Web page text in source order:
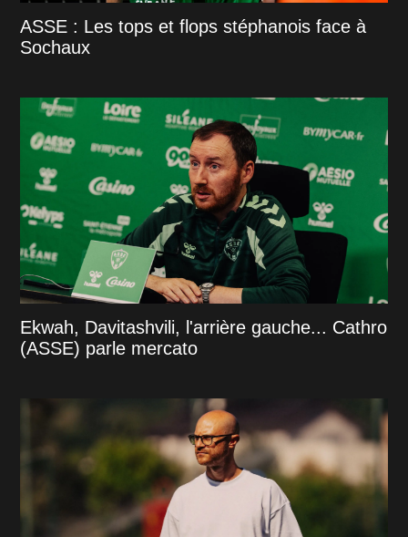
ASSE : Les tops et flops stéphanois face à
Sochaux
Ekwah, Davitashvili, l'arrière gauche... Cathro
(ASSE) parle mercato